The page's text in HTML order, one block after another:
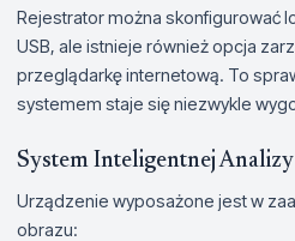
Rejestrator można skonfigurować
USB, ale istnieje również opcja
przeglądarkę internetową. To
systemem staje się niezwykle
System Inteligentnej
Urządzenie wyposażone jest w
obrazu: